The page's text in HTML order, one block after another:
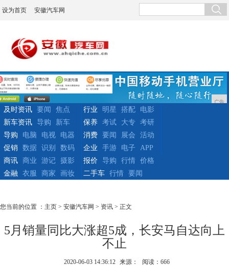
设为首页 安徽汽车网
广告
及时资讯 要闻
焦点
新车资讯
导购 新车
行业 明星 搭配
电影
保养
考试 大专
考研
导购
电脑 电视
电器
促销
数据 识别 数码
消费 要闻 展会
活动
企业
手游 电子
APP
商讯
商业 游记
摄影
金融
衣服 商家 画妆
报价 导购 行情
价格
二手车
行情 要闻
您当前的位置 ： 主页 > 安徽汽车网 > 资讯 > 正文
5月销量同比大涨超5成，长安马自达向上
不止
2020-06-03 14:36:12 来源： 阅读：666